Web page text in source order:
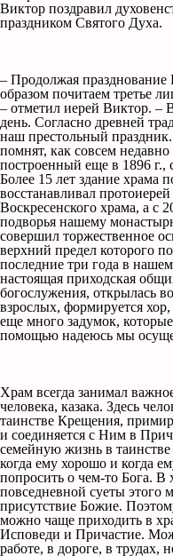
Виктор поздравил
праздником Святого Духа.
– Продолжая
образом почитаем третье
– отметил иерей Виктор. –
день. Согласно древней
наш престольный
помнят, как совсем
построенный еще в 1896 г.,
Более 15 лет здание храма
восстанавливал
Воскресенского храма, а с
подворья нашему
совершил торжественное
верхний предел которого
последние три года в
настоящая приходская
богослужения, открылась
взрослых, формируется
еще много задумок,
помощью надеюсь мы
Храм всегда занимал
человека, казака. Здесь
таинстве Крещения,
и соединяется с Ним в
семейную жизнь в
когда ему хорошо и когда
попросить о чем-то Бога. В
повседневной суеты этого
присутствие Божие.
можно чаще приходить в
Исповеди и Причастие.
работе, в дороге, в трудах,